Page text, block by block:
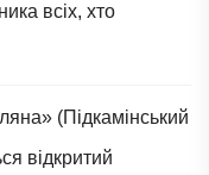
всіх, хто
(Підкамінський
відкритий